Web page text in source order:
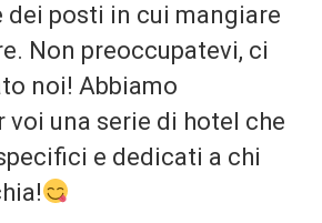
posti in cui mangiare
Non preoccupatevi, ci
noi! Abbiamo
voi una serie di hotel che
e dedicati a chi